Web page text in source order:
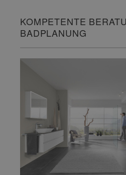
KOMPETENTE
BADPLANUNG